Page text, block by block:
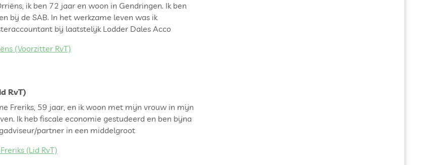
ik ben 72 jaar en woon in Gendringen. Ik ben
bij de SAB. In het werkzame leven was ik
bij laatstelijk Lodder Dales Acco
(Voorzitter RvT)
RvT)
Freriks, 59 jaar, en ik woon met mijn vrouw in mijn
Ik heb fiscale economie gestudeerd en ben bijna
partner in een middelgroot
(Lid RvT)